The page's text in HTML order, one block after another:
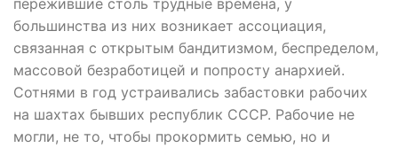
большинства из них возникает ассоциация,
связанная с открытым бандитизмом, беспределом,
массовой безработицей и попросту анархией.
Сотнями в год устраивались забастовки рабочих
на шахтах бывших республик СССР. Рабочие не
могли, не то, чтобы прокормить семью, но и